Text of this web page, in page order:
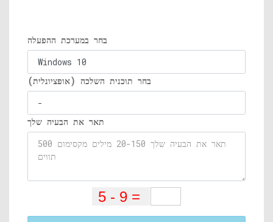
בחר במערכת ההפעלה
בחר תוכנית השלכה (אופציונלית)
תאר את הבעיה שלך